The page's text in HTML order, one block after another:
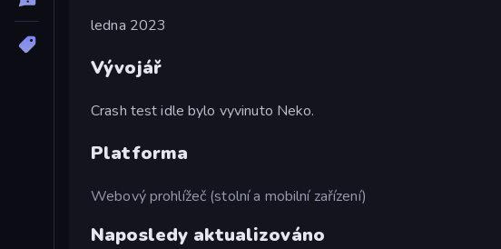
ledna 2023
Vývojář
Crash test idle bylo vyvinuto Neko.
Platforma
Webový prohlížeč (stolní a mobilní zařízení)
Naposledy aktualizováno